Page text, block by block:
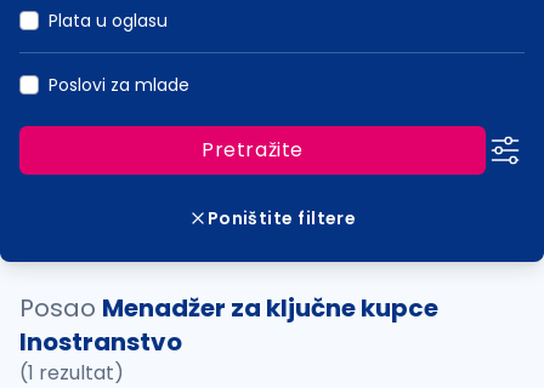
Plata u oglasu
Poslovi za mlade
Pretražite
Poništite filtere
Posao Menadžer za ključne kupce
Inostranstvo
(1 rezultat)